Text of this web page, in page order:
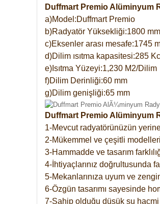
Duffmart Premio Alüminyum
a)Model:Duffmart Premio
b)Radyatör Yüksekliği:1800 mm
c)Eksenler arası mesafe:1745
d)Dilim ısıtma kapasitesi:285
e)Isıtma Yüzeyi:1,230 M2/Dilim
f)Dilim Derinliği:60 mm
g)Dilim genişliği:65 mm
Duffmart Premio Alüminyum
1-Mevcut radyatörünüzün
2-Mükemmel ve çeşitli
3-Hammadde ve tasarım
4-İhtiyaçlarınız doğrultusunda
5-Mekanlarınıza uyum ve
6-Özgün tasarımı sayesinde
7-Sahip olduğu düşük su